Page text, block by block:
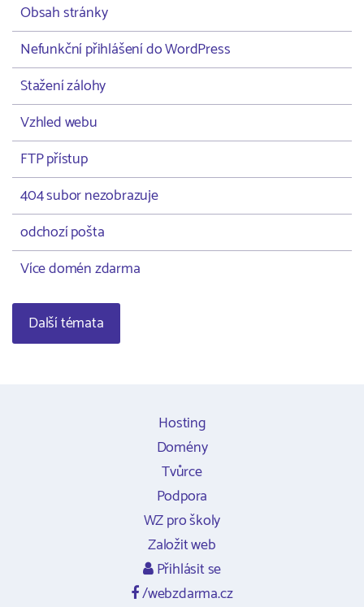
Obsah stránky
Nefunkční přihlášení do WordPress
Stažení zálohy
Vzhled webu
FTP přístup
404 subor nezobrazuje
odchozí pošta
Více domén zdarma
Další témata
Hosting
Domény
Tvůrce
Podpora
WZ pro školy
Založit web
Přihlásit se
/webzdarma.cz